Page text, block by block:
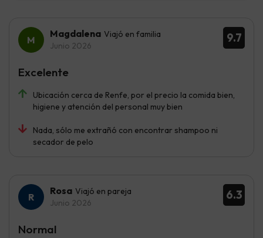
9.7
Magdalena Viajó en familia
Junio 2026
Ubicación cerca de Renfe, por el precio la comida bien,
higiene y atención del personal muy bien
Nada, sólo me extrañó con encontrar shampoo ni
secador de pelo
Excelente
6.3
Rosa Viajó en pareja
Junio 2026
Normal